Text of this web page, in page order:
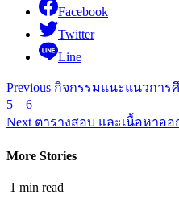
Facebook
Twitter
Line
Continue
Reading
Previous กิจกรรมแนะแนวกา
5 – 6
Next ตารางสอบ และเนื้อหาออ
More Stories
1 min read